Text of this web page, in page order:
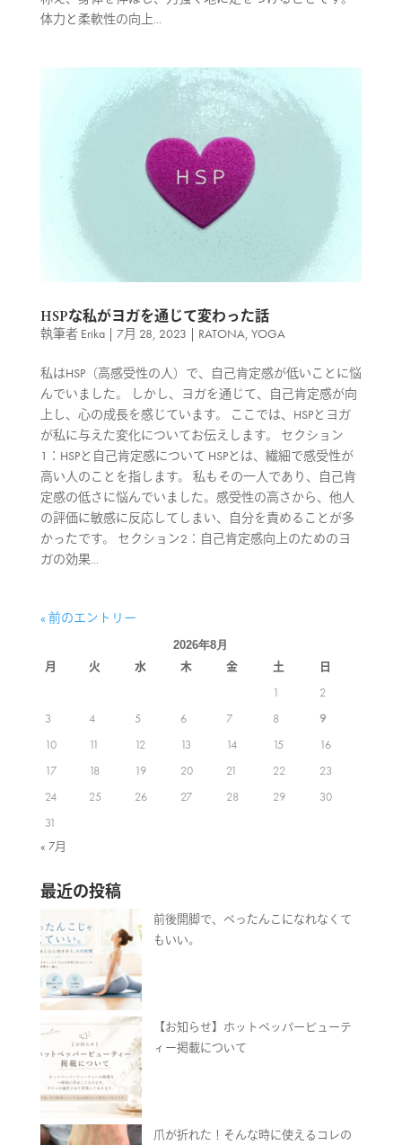
体力と柔軟性の向上...
HSPな私がヨガを通じて変わった話
執筆者 Erika| 7月 28, 2023 | RATONA, YOGA
私はHSP（高感受性の人）で、自己肯定感が低いことに悩
んでいました。 しかし、ヨガを通じて、自己肯定感が向
上し、心の成長を感じています。 ここでは、HSPとヨガ
が私に与えた変化についてお伝えします。 セクション
1：HSPと自己肯定感について HSPとは、繊細で感受性が
高い人のことを指します。 私もその一人であり、自己肯
定感の低さに悩んでいました。感受性の高さから、他人
の評価に敏感に反応してしまい、自分を責めることが多
かったです。 セクション2：自己肯定感向上のためのヨ
ガの効果...
« 前のエントリー
2026年8月
月 火 水 木 金 土
日
1
2
3
4 5 6 7 8
9
10
11 12 13 14 15
16
17
18 19 20 21 22
23
24
25 26 27 28 29
30
31
« 7月
最近の投稿
前後開脚で、ぺったんこになれなくて
もいい。
【お知らせ】ホットペッパービューテ
ィー掲載について
爪が折れた！そんな時に使えるコレの